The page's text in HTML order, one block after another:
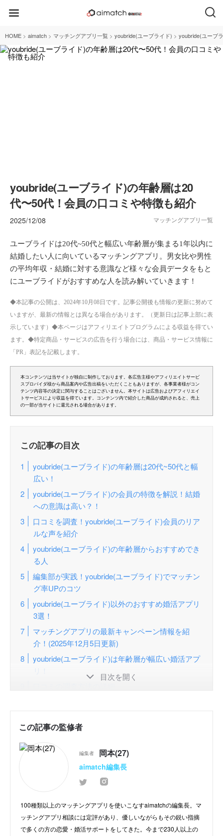
HOME > aimatch > マッチングアプリ一覧 > youbride(ユーブライド) > youbride(ユーブ
youbride(ユーブライド)の年齢層は20
代〜50代！会員の口コミや特徴も紹介
2025/12/08 マッチングアプリ一覧
ユーブライドは20代~50代と幅広い年齢層が集まる1年以内に
結婚したい人に向いているマッチングアプリ。男女比や男性
の平均年収・結婚に対する意識など様々な会員データをもと
にユーブライドがおすすめな人を読み解いていきます！
◆本記事の公開は、2024年10月08日です。記事公開後も情報の更新に努めて
いますが、最新の情報とは異なる場合があります。（更新日は記事上部に表
示しています）◆本ページはアフィリエイトプログラムによる収益を得てい
ます。◆特定商品・サービスの広告を行う場合には、商品・サービス情報に
「PR」表記を記載します。
本コンテンツは当サイトが独自に制作しております。各広告主様やアフィリエイトサービ
スプロバイダ様から商品案内や広告出稿をいただくこともありますが、各事業者様がコン
テンツ内容等の決定に関与することはございません。本サイトは広告およびアフィリエイ
トサービスにより収益を得ています。コンテンツ内で紹介した商品が成約されると、売上
の一部が当サイトに還元される場合があります。
この記事の目次
youbride(ユーブライド)の年齢層は20代~50代と幅
広い！
youbride(ユーブライド)の会員の特徴を解説！結婚
への意識は高い？！
口コミを調査！youbride(ユーブライド)会員のリア
ルな声を紹介
youbride(ユーブライド)の年齢層からおすすめでき
る人
編集部が実践！youbride(ユーブライド)でマッチン
グ率UPのコツ
youbride(ユーブライド)以外のおすすめ婚活アプリ
3選！
マッチングアプリの最新キャンペーン情報を紹
介！(2025年12月5日更新)
youbride(ユーブライド)は年齢層が幅広い婚活アプ
リ！
目次を開く
この記事の監修者
編集者 岡本(27)
aimatch編集長
100種類以上のマッチングアプリを使いこなすaimatchの編集長。マ
ッチングアプリ相談には定評があり、優しいながらもその鋭い指摘
で多くの方の恋愛・婚活サポートをしてきた。今まで230人以上の